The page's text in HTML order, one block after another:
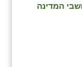
המדינה